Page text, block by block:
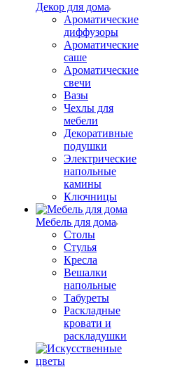
Декор для дома
Ароматические
диффузоры
Ароматические
саше
Ароматические
свечи
Вазы
Чехлы для
мебели
Декоративные
подушки
Электрические
напольные
камины
Ключницы
Мебель для дома
Столы
Стулья
Кресла
Вешалки
напольные
Табуреты
Раскладные
кровати и
раскладушки